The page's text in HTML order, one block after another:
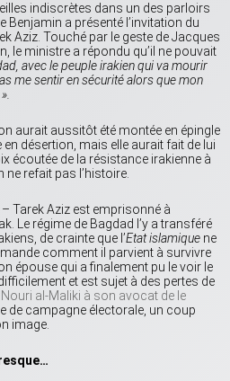
indiscrètes dans un des parloirs
Benjamin a présenté l’invitation du
Aziz. Touché par le geste de Jacques
le ministre a répondu qu’il ne pouvait
avec le peuple irakien qui va mourir
me sentir en sécurité alors que mon
aurait aussitôt été montée en épingle
désertion, mais elle aurait fait de lui
écoutée de la résistance irakienne à
ne refait pas l’histoire.
– Tarek Aziz est emprisonné à
Le régime de Bagdad l’y a transféré
de crainte que l’Etat islamique ne
comment il parvient à survivre
épouse qui a finalement pu le voir le
et est sujet à des pertes de
Nouri al-Maliki à son avocat de le
de campagne électorale, un coup
image.